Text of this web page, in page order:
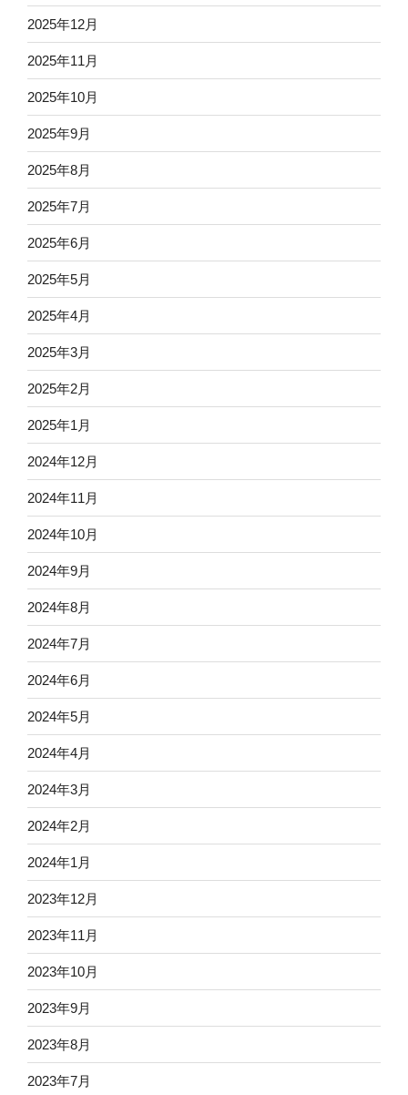
2025年12月
2025年11月
2025年10月
2025年9月
2025年8月
2025年7月
2025年6月
2025年5月
2025年4月
2025年3月
2025年2月
2025年1月
2024年12月
2024年11月
2024年10月
2024年9月
2024年8月
2024年7月
2024年6月
2024年5月
2024年4月
2024年3月
2024年2月
2024年1月
2023年12月
2023年11月
2023年10月
2023年9月
2023年8月
2023年7月